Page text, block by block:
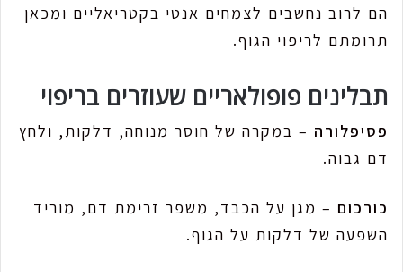
הם לרוב נחשבים לצמחים אנטי בקטריאליים ומכאן
תרומתם לריפוי הגוף.
תבלינים פופולאריים שעוזרים בריפוי
פסיפלורה – במקרה של חוסר מנוחה, דלקות, ולחץ
דם גבוה.
כורכום – מגן על הכבד, משפר זרימת דם, מוריד
השפעה של דלקות על הגוף.